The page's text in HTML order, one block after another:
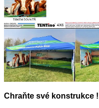
Chraňte své konstrukce